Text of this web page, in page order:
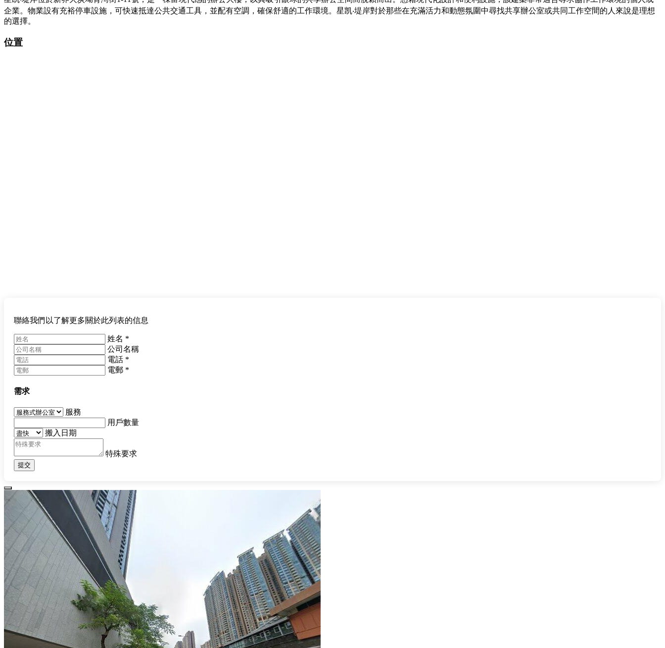
企業。物業設有充裕停車設施，可快速抵達公共交通工具，並配有空調，確保舒適的工作環境。星凯‧堤岸對於那些在充滿活力和動態氛圍中尋找共享辦公室或共同工作空間的人來說是理想
的選擇。
位置
聯絡我們以了解更多關於此列表的信息
姓名 *
公司名稱
電話 *
電郵 *
需求
服務
用戶數量
搬入日期
特殊要求
提交